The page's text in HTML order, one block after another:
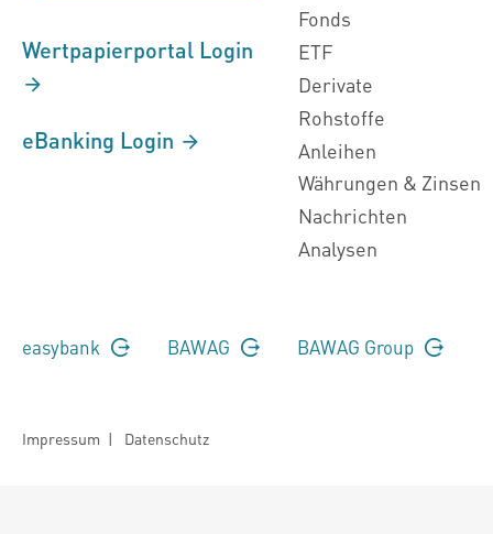
Wertpapierportal Login
eBanking Login
Fonds
ETF
Derivate
Rohstoffe
Anleihen
Währungen & Zinsen
Nachrichten
Analysen
easybank BAWAG BAWAG Group
Impressum | Datenschutz